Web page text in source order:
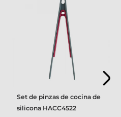
Set de pinzas de cocina de
silicona HACC4522